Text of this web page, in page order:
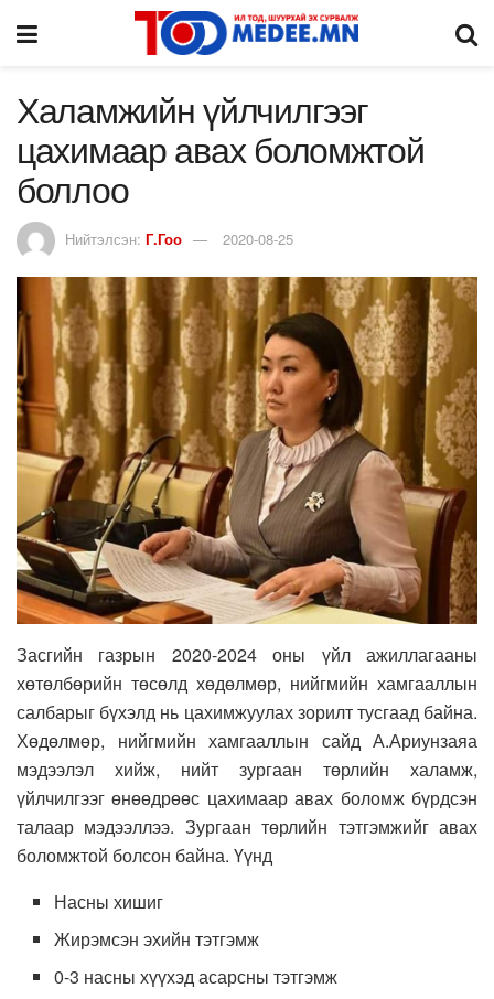
Халамжийн үйлчилгээг
цахимаар авах боломжтой
боллоо
Нийтэлсэн: Г.Гоо 2020-08-25
Засгийн газрын 2020-2024 оны үйл ажиллагааны
хөтөлбөрийн төсөлд хөдөлмөр, нийгмийн хамгааллын
салбарыг бүхэлд нь цахимжуулах зорилт тусгаад байна.
Хөдөлмөр, нийгмийн хамгааллын сайд А.Ариунзаяа
мэдээлэл хийж, нийт зургаан төрлийн халамж,
үйлчилгээг өнөөдрөөс цахимаар авах боломж бүрдсэн
талаар мэдээллээ. Зургаан төрлийн тэтгэмжийг авах
боломжтой болсон байна. Үүнд
Насны хишиг
Жирэмсэн эхийн тэтгэмж
0-3 насны хүүхэд асарсны тэтгэмж